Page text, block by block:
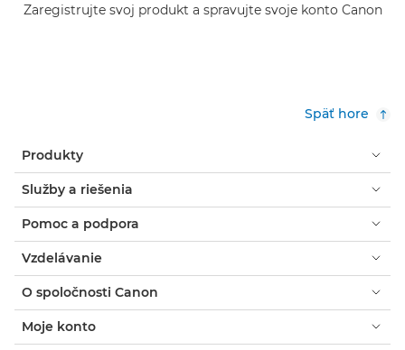
Zaregistrujte svoj produkt a spravujte svoje konto Canon
Späť hore
Produkty
Služby a riešenia
Pomoc a podpora
Vzdelávanie
O spoločnosti Canon
Moje konto